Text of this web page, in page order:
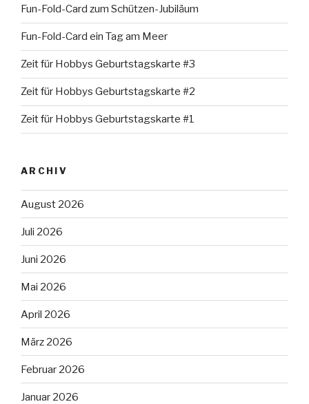
Fun-Fold-Card zum Schützen-Jubiläum
Fun-Fold-Card ein Tag am Meer
Zeit für Hobbys Geburtstagskarte #3
Zeit für Hobbys Geburtstagskarte #2
Zeit für Hobbys Geburtstagskarte #1
ARCHIV
August 2026
Juli 2026
Juni 2026
Mai 2026
April 2026
März 2026
Februar 2026
Januar 2026